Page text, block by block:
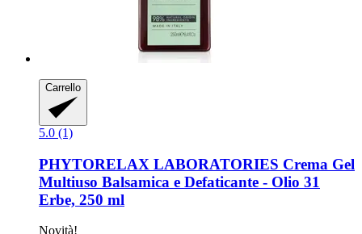
Carrello
5.0 (1)
PHYTORELAX LABORATORIES Crema Gel
Multiuso Balsamica e Defaticante -​ Olio 31
Erbe, 250 ml
Novità!